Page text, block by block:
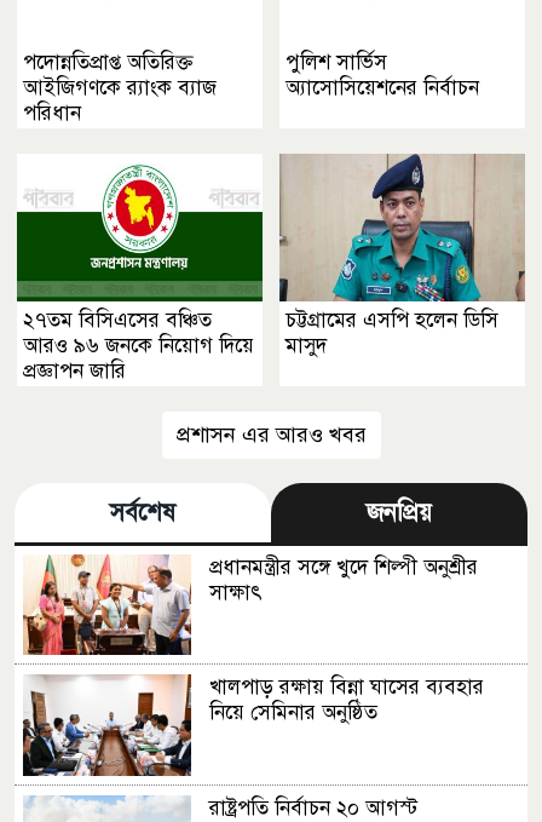
পদোন্নতিপ্রাপ্ত অতিরিক্ত
আইজিগণকে র‌্যাংক ব্যাজ
পরিধান
পুলিশ সার্ভিস
অ্যাসোসিয়েশনের নির্বাচন
২৭তম বিসিএসের বঞ্চিত
আরও ৯৬ জনকে নিয়োগ দিয়ে
প্রজ্ঞাপন জারি
চট্টগ্রামের এসপি হলেন ডিসি
মাসুদ
প্রশাসন এর আরও খবর
সর্বশেষ জনপ্রিয়
প্রধানমন্ত্রীর সঙ্গে খুদে শিল্পী অনুশ্রীর
সাক্ষাৎ
খালপাড় রক্ষায় বিন্না ঘাসের ব্যবহার
নিয়ে সেমিনার অনুষ্ঠিত
রাষ্ট্রপতি নির্বাচন ২০ আগস্ট